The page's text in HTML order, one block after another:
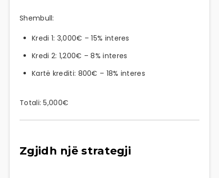
Shembull:
Kredi 1: 3,000€ – 15% interes
Kredi 2: 1,200€ – 8% interes
Kartë krediti: 800€ – 18% interes
Totali: 5,000€
Zgjidh një strategji